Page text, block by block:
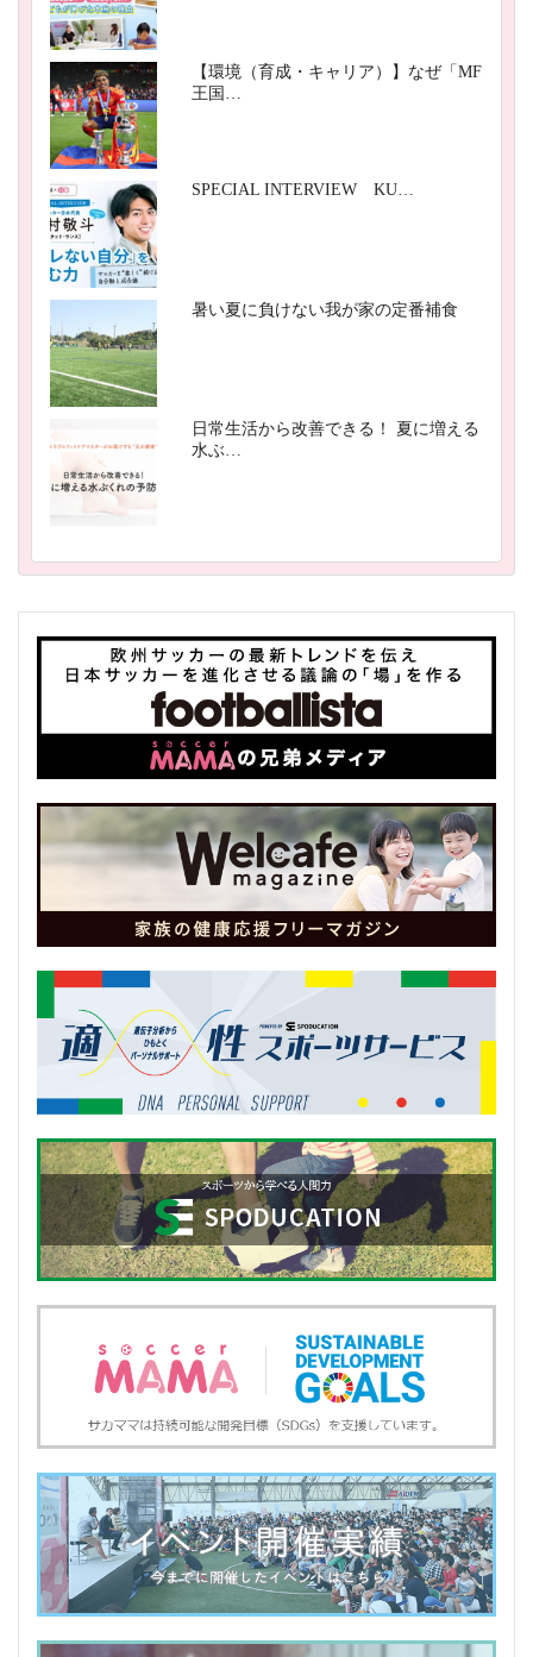
【環境（育成・キャリア）】なぜ「MF
王国…
SPECIAL INTERVIEW KU…
暑い夏に負けない我が家の定番補食
日常生活から改善できる！ 夏に増える
水ぶ…